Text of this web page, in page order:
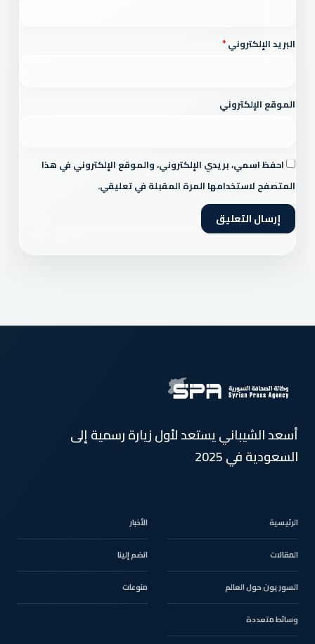
البريد الإلكتروني*
الموقع الإلكتروني
احفظ اسمي، بريدي الإلكتروني، والموقع الإلكتروني في هذا
المتصفح لاستخدامها المرة المقبلة في تعليقي.
أسعد الشيباني يستعد لأول زيارة رسمية إلى
السعودية في 2025
الرئيسية الأخبار
المقالات انضم إلينا
السوريون حول العالم منوعات
وسائط متعددة